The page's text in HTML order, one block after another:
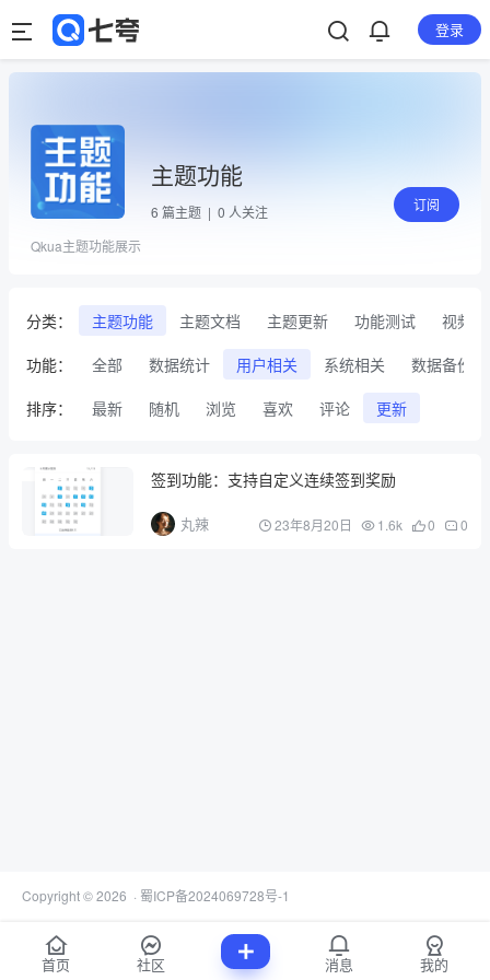
登录
主题功能
6 篇主题 | 0 人关注 订阅
Qkua主题功能展示
分类： 主题功能 主题文档 主题更新 功能测试
视频
功能：
全部 数据统计 用户相关 系统相关
数据备份
排序：
最新 随机 浏览 喜欢 评论 更新
签到功能：支持自定义连续签到奖励
丸辣 23年8月20日 1.6k 0 0
Copyright © 2026 · 蜀ICP备2024069728号-1
首页 社区 消息 我的